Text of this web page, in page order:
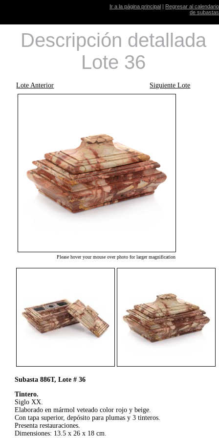
Ir a la página principal | Regresar al calendario
de subastas
Descripción detallada
Lote 36
Lote Anterior Siguiente Lote
Please hover your mouse over photo for larger magnification
Subasta 886T, Lote # 36
Tintero.
Siglo XX.
Elaborado en mármol veteado color rojo y beige.
Con tapa superior, depósito para plumas y 3 tinteros.
Presenta restauraciones.
Dimensiones: 13.5 x 26 x 18 cm.